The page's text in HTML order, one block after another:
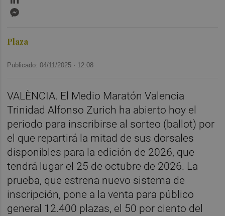
Plaza
Publicado: 04/11/2025 · 12:08
VALÈNCIA. El Medio Maratón Valencia
Trinidad Alfonso Zurich ha abierto hoy el
periodo para inscribirse al sorteo (ballot) por
el que repartirá la mitad de sus dorsales
disponibles para la edición de 2026, que
tendrá lugar el 25 de octubre de 2026. La
prueba, que estrena nuevo sistema de
inscripción, pone a la venta para público
general 12.400 plazas, el 50 por ciento del